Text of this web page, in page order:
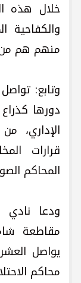
خلال هذه
منهم هم من
وتابع:
دورها
الإداري،
قرارات
المحاكم
ودعا نادي
مقاطعة
يواصل
محاكم